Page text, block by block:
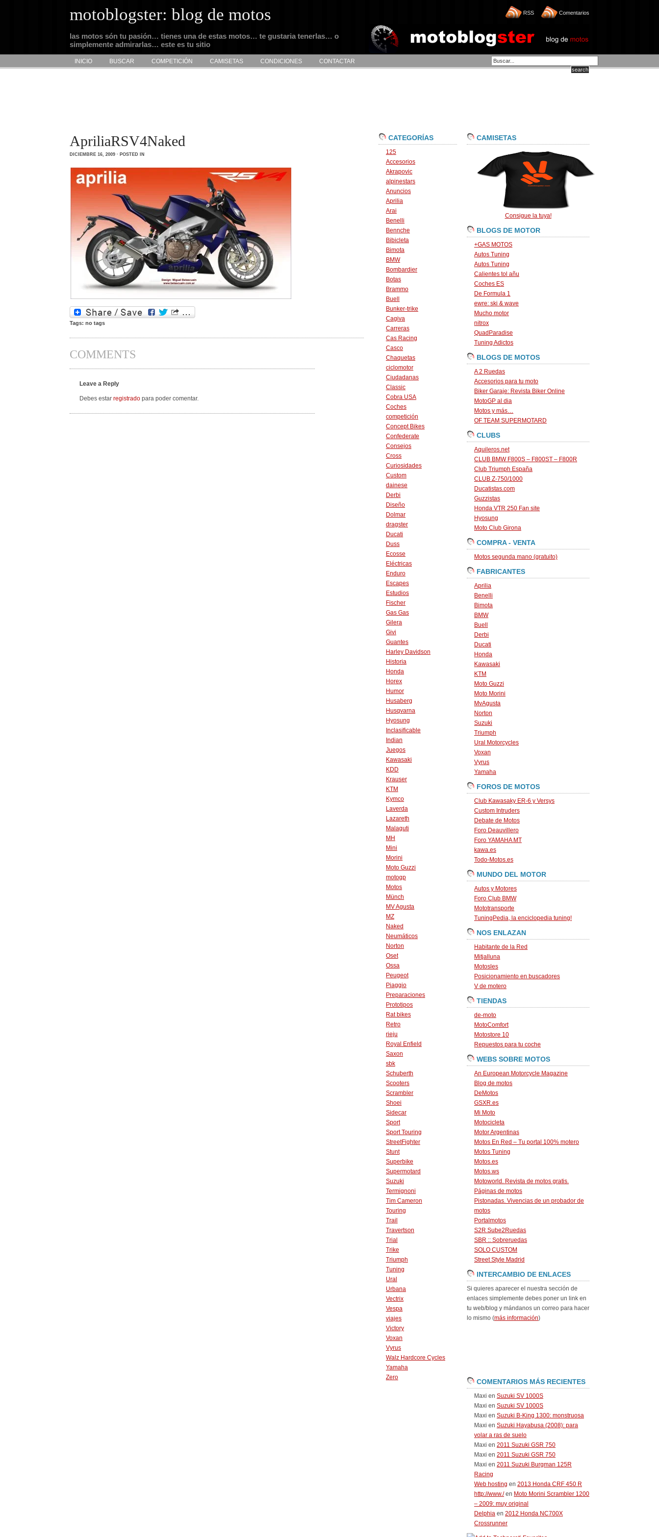
motoblogster: blog de motos
las motos són tu pasión… tienes una de estas motos… te gustaria tenerlas… o
simplemente admirarlas… este es tu sitio
RSS Comentarios
INICIO BUSCAR COMPETICIÓN CAMISETAS CONDICIONES CONTACTAR
ApriliaRSV4Naked
DICIEMBRE 16, 2009 · POSTED IN
Tags: no tags
COMMENTS
Leave a Reply
Debes estar registrado para poder comentar.
CATEGORÍAS
125
Accesorios
Akrapovic
alpinestars
Anuncios
Aprilia
Arai
Benelli
Bennche
Bibicleta
Bimota
BMW
Bombardier
Botas
Brammo
Buell
Bunker-trike
Cagiva
Carreras
Cas Racing
Casco
Chaquetas
ciclomotor
Ciudadanas
Classic
Cobra USA
Coches
competición
Concept Bikes
Confederate
Consejos
Cross
Curiosidades
Custom
dainese
Derbi
Diseño
Dolmar
dragster
Ducati
Duss
Ecosse
Eléctricas
Enduro
Escapes
Estudios
Fischer
Gas Gas
Gilera
Givi
Guantes
Harley Davidson
Historia
Honda
Horex
Humor
Husaberg
Husqvarna
Hyosung
Inclasificable
Indian
Juegos
Kawasaki
KDD
Krauser
KTM
Kymco
Laverda
Lazareth
Malaguti
MH
Mini
Morini
Moto Guzzi
motogp
Motos
Münch
MV Agusta
MZ
Naked
Neumáticos
Norton
Oset
Ossa
Peugeot
Piaggio
Preparaciones
Prototipos
Rat bikes
Retro
rieju
Royal Enfield
Saxon
sbk
Schuberth
Scooters
Scrambler
Shoei
Sidecar
Sport
Sport Touring
StreetFighter
Stunt
Superbike
Supermotard
Suzuki
Termignoni
Tim Cameron
Touring
Trail
Travertson
Trial
Trike
Triumph
Tuning
Ural
Urbana
Vectrix
Vespa
viajes
Victory
Voxan
Vyrus
Walz Hardcore Cycles
Yamaha
Zero
CAMISETAS
Consigue la tuya!
BLOGS DE MOTOR
+GAS MOTOS
Autos Tuning
Autos Tuning
Calientes tol añu
Coches ES
De Formula 1
ewre: ski & wave
Mucho motor
nitrox
QuadParadise
Tuning Adictos
BLOGS DE MOTOS
A 2 Ruedas
Accesorios para tu moto
Biker Garaje: Revista Biker Online
MotoGP al dia
Motos y más…
OF TEAM SUPERMOTARD
CLUBS
Aquileros.net
CLUB BMW F800S – F800ST – F800R
Club Triumph España
CLUB Z-750/1000
Ducatistas.com
Guzzistas
Honda VTR 250 Fan site
Hyosung
Moto Club Girona
COMPRA - VENTA
Motos segunda mano (gratuito)
FABRICANTES
Aprilia
Benelli
Bimota
BMW
Buell
Derbi
Ducati
Honda
Kawasaki
KTM
Moto Guzzi
Moto Morini
MvAgusta
Norton
Suzuki
Triumph
Ural Motorcycles
Voxan
Vyrus
Yamaha
FOROS DE MOTOS
Club Kawasaky ER-6 y Versys
Custom Intruders
Debate de Motos
Foro Deauvillero
Foro YAMAHA MT
kawa.es
Todo-Motos.es
MUNDO DEL MOTOR
Autos y Motores
Foro Club BMW
Mototransporte
TuningPedia, la enciclopedia tuning!
NOS ENLAZAN
Habitante de la Red
Mitjalluna
Motosles
Posicionamiento en buscadores
V de motero
TIENDAS
de-moto
MotoComfort
Motostore 10
Repuestos para tu coche
WEBS SOBRE MOTOS
An European Motorcycle Magazine
Blog de motos
DeMotos
GSXR.es
Mi Moto
Motocicleta
Motor Argentinas
Motos En Red – Tu portal 100% motero
Motos Tuning
Motos.es
Motos.ws
Motoworld. Revista de motos gratis.
Páginas de motos
Pistonadas. Vivencias de un probador de
motos
Portalmotos
S2R Sube2Ruedas
SBR :: Sobreruedas
SOLO CUSTOM
Street Style Madrid
INTERCAMBIO DE ENLACES
Si quieres aparecer el nuestra sección de
enlaces simplemente debes poner un link en
tu web/blog y mándanos un correo para hacer
lo mismo (más información)
COMENTARIOS MÁS RECIENTES
Maxi en Suzuki SV 1000S
Maxi en Suzuki SV 1000S
Maxi en Suzuki B-King 1300: monstruosa
Maxi en Suzuki Hayabusa (2008): para
volar a ras de suelo
Maxi en 2011 Suzuki GSR 750
Maxi en 2011 Suzuki GSR 750
Maxi en 2011 Suzuki Burgman 125R
Racing
Web hosting en 2013 Honda CRF 450 R
http://www./en Moto Morini Scrambler 1200
– 2009: muy original
Delphia en 2012 Honda NC700X
Crossrunner